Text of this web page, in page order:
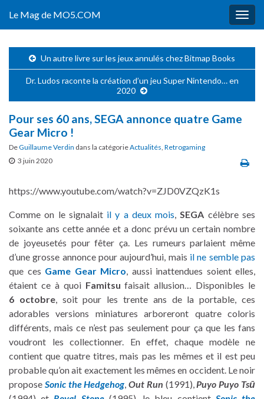
Le Mag de MO5.COM
Un autre livre sur les jeux annulés chez Bitmap Books
Dr. Ludos raconte la création d’un jeu Super Nintendo… en
2020
Pour ses 60 ans, SEGA annonce quatre Game
Gear Micro !
DeGuillaume Verdin dans la catégorieActualités, Retrogaming
3 juin 2020
https://www.youtube.com/watch?v=ZJD0VZQzK1s
Comme on le signalait il y a deux mois,SEGA célèbre ses
soixante ans cette année et a donc prévu un certain nombre
de joyeusetés pour fêter ça. Les rumeurs parlaient même
d’une grosse annonce pour aujourd’hui, mais il ne semble pas
que ces Game Gear Micro, aussi inattendues soient elles,
étaient ce à quoi Famitsu faisait allusion… Disponibles le
6 octobre, soit pour les trente ans de la portable, ces
adorables versions miniatures arboreront quatre coloris
différents, mais ce n’est pas seulement pour ça que les fans
voudront les collectionner. En effet, chaque modèle ne
contient que quatre titres, mais pas les mêmes et il est peu
probable qu’on ait exactement les mêmes en occident. Le noir
propose Sonic the Hedgehog,Out Run (1991),Puyo Puyo Tsū